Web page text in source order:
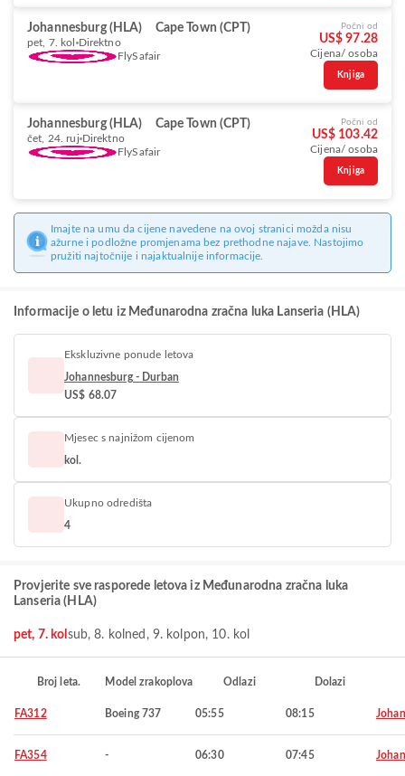
Johannesburg (HLA) Cape Town (CPT)
pet, 7. kol Direktno
FlySafair
Počni od
US$ 97.28
Cijena/ osoba
Knjiga
Johannesburg (HLA) Cape Town (CPT)
čet, 24. ruj Direktno
FlySafair
Počni od
US$ 103.42
Cijena/ osoba
Knjiga
Imajte na umu da cijene navedene na ovoj stranici možda nisu
ažurne i podložne promjenama bez prethodne najave. Nastojimo
pružiti najtočnije i najaktualnije informacije.
Informacije o letu iz Međunarodna zračna luka Lanseria (HLA)
Ekskluzivne ponude letova
Johannesburg - Durban
US$ 68.07
Mjesec s najnižom cijenom
kol.
Ukupno odredišta
4
Provjerite sve rasporede letova iz Međunarodna zračna luka
Lanseria (HLA)
pet, 7. kol sub, 8. kol ned, 9. kol pon, 10. kol
Broj leta. Model zrakoplova Odlazi Dolazi
FA312 Boeing 737 05:55 08:15
FA354 - 06:30 07:45